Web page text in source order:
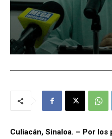
Culiacán, Sinaloa. – Por